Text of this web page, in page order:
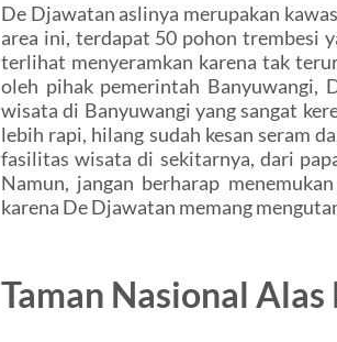
De Djawatan aslinya merupakan
area ini, terdapat 50 pohon trembesi
terlihat menyeramkan karena tak
oleh pihak pemerintah Banyuwangi,
wisata di Banyuwangi yang sangat
lebih rapi, hilang sudah kesan seram
fasilitas wisata di sekitarnya, dari
Namun, jangan berharap
karena De Djawatan memang
Taman Nasional